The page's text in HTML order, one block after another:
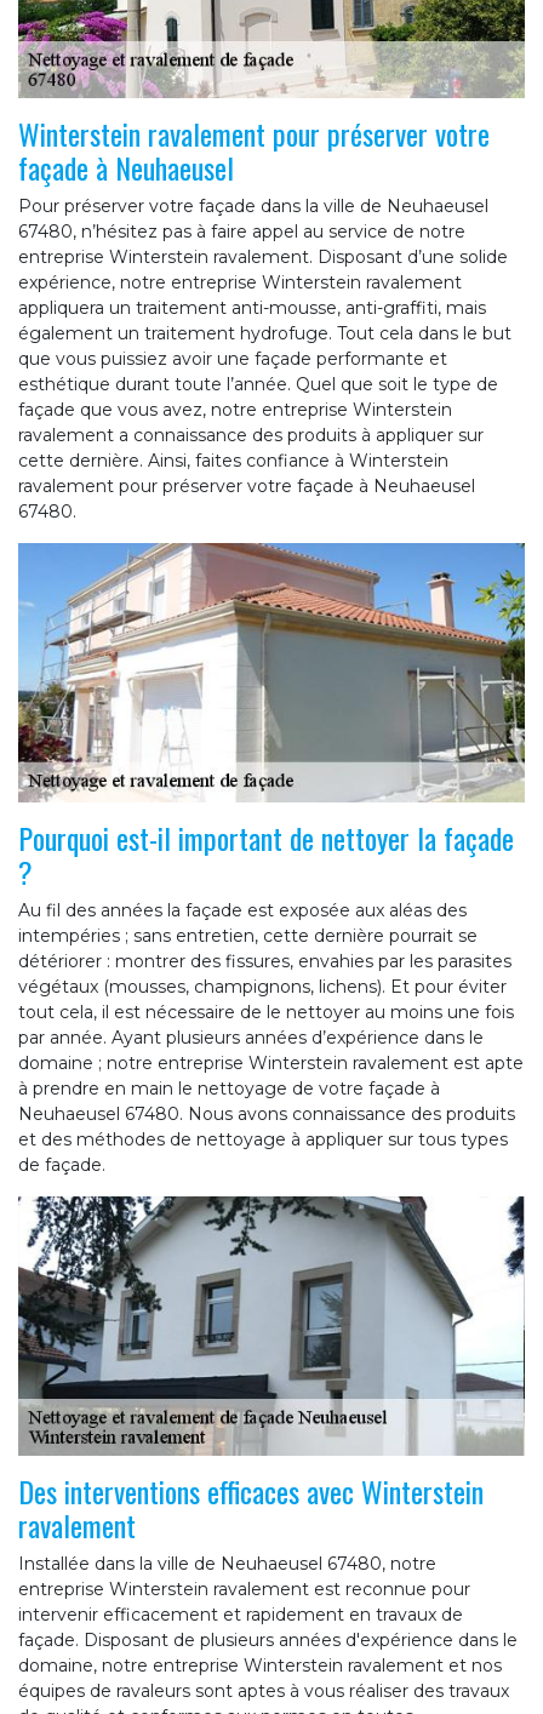
Winterstein ravalement pour préserver votre
façade à Neuhaeusel
Pour préserver votre façade dans la ville de Neuhaeusel
67480, n’hésitez pas à faire appel au service de notre
entreprise Winterstein ravalement. Disposant d’une solide
expérience, notre entreprise Winterstein ravalement
appliquera un traitement anti-mousse, anti-graffiti, mais
également un traitement hydrofuge. Tout cela dans le but
que vous puissiez avoir une façade performante et
esthétique durant toute l’année. Quel que soit le type de
façade que vous avez, notre entreprise Winterstein
ravalement a connaissance des produits à appliquer sur
cette dernière. Ainsi, faites confiance à Winterstein
ravalement pour préserver votre façade à Neuhaeusel
67480.
Pourquoi est-il important de nettoyer la façade
?
Au fil des années la façade est exposée aux aléas des
intempéries ; sans entretien, cette dernière pourrait se
détériorer : montrer des fissures, envahies par les parasites
végétaux (mousses, champignons, lichens). Et pour éviter
tout cela, il est nécessaire de le nettoyer au moins une fois
par année. Ayant plusieurs années d’expérience dans le
domaine ; notre entreprise Winterstein ravalement est apte
à prendre en main le nettoyage de votre façade à
Neuhaeusel 67480. Nous avons connaissance des produits
et des méthodes de nettoyage à appliquer sur tous types
de façade.
Des interventions efficaces avec Winterstein
ravalement
Installée dans la ville de Neuhaeusel 67480, notre
entreprise Winterstein ravalement est reconnue pour
intervenir efficacement et rapidement en travaux de
façade. Disposant de plusieurs années d'expérience dans le
domaine, notre entreprise Winterstein ravalement et nos
équipes de ravaleurs sont aptes à vous réaliser des travaux